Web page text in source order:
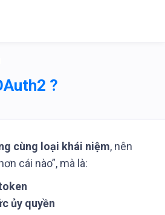
?
cùng loại khái niệm, nên
cái nào”, mà là:
ủy quyền